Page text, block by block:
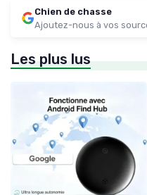
Chien de chasse
Ajoutez-nous à vos
Les plus lus